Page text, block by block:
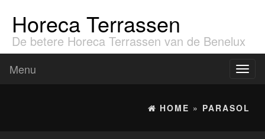
Horeca Terrassen
De betere Horeca Terrassen van de Benelux
Menu
HOME » PARASOL